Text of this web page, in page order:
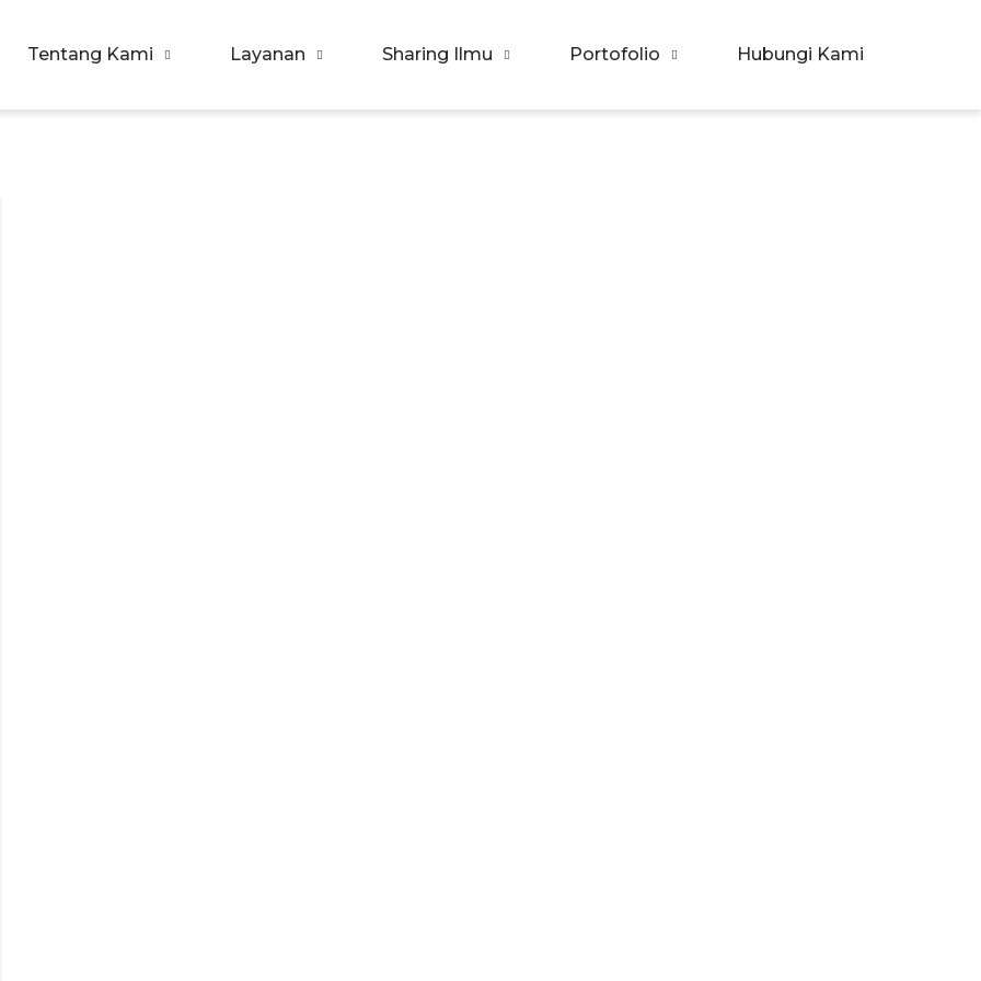
Indonesia
SDM & Bisnis Anda
Tentang Kami Layanan Sharing Ilmu Portofolio Hubungi Kami